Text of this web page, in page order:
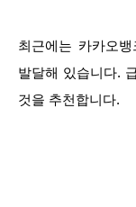
최근에는 카카오
발달해 있습니다.
것을 추천합니다.